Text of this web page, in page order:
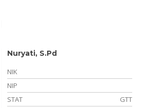
Nuryati, S.Pd
NIK
NIP
STAT
GTT